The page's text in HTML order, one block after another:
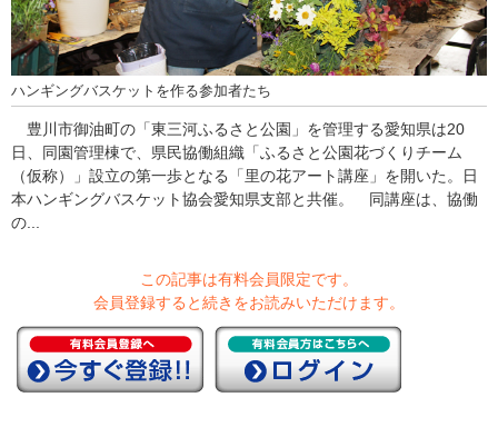
ハンギングバスケットを作る参加者たち
豊川市御油町の「東三河ふるさと公園」を管理する愛知県は20
日、同園管理棟で、県民協働組織「ふるさと公園花づくりチーム
（仮称）」設立の第一歩となる「里の花アート講座」を開いた。日
本ハンギングバスケット協会愛知県支部と共催。 同講座は、協働
の...
この記事は有料会員限定です。
会員登録すると続きをお読みいただけます。